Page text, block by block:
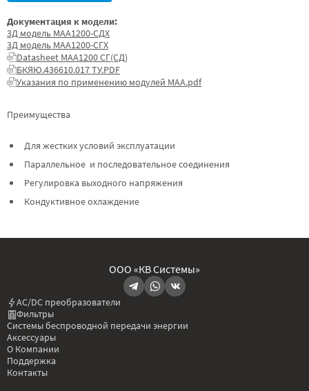
Преимущества
Для жестких условий эксплуатации
Параллельное и последовательное соединения
Регулировка выходного напряжения
Кондуктивное охлаждение
Документация к модели:
3Д модель МАА1200-СДХ
3Д модель МАА1200-СГХ
Datasheet МАА1200 СГ(СД)
БКЯЮ.436610.017 ТУ.PDF
Указания по применению модулей МАА.pdf
ООО «КВ Системы»
AC/DC преобразователи
Фильтры
Системы беспроводной передачи энергии
Аксессуары
О Компании
Поддержка
Контакты